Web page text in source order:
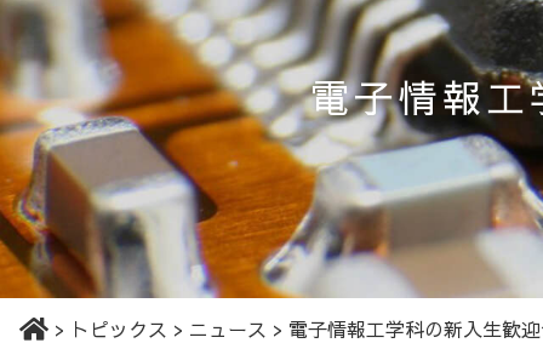
電子情報
> トピックス > ニュース > 電子情報工学科の新入生歓